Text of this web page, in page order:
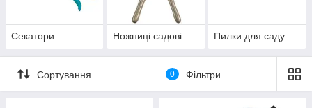
Секатори Ножниці садові Пилки для саду
Сортування 0 Фільтри